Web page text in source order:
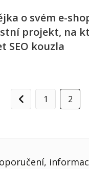
o svém e-
projekt, na
SEO kouzla
Předchozí
1 2